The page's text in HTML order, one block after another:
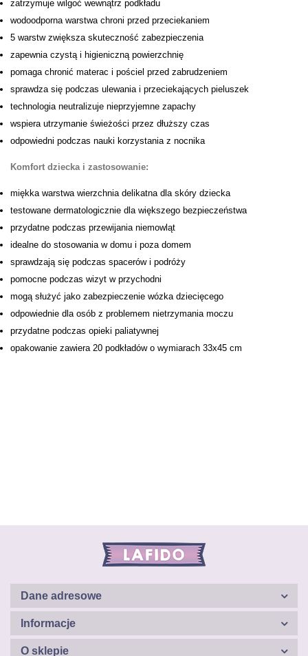
zatrzymuje wilgoć wewnątrz podkładu
wodoodporna warstwa chroni przed przeciekaniem
5 warstw zwiększa skuteczność zabezpieczenia
zapewnia czystą i higieniczną powierzchnię
pomaga chronić materac i pościel przed zabrudzeniem
sprawdza się podczas ulewania i przeciekających pieluszek
technologia neutralizuje nieprzyjemne zapachy
wspiera utrzymanie świeżości przez dłuższy czas
odpowiedni podczas nauki korzystania z nocnika
Komfort dziecka i zastosowanie:
miękka warstwa wierzchnia delikatna dla skóry dziecka
testowane dermatologicznie dla większego bezpieczeństwa
przydatne podczas przewijania niemowląt
idealne do stosowania w domu i poza domem
sprawdzają się podczas spacerów i podróży
pomocne podczas wizyt w przychodni
mogą służyć jako zabezpieczenie wózka dziecięcego
odpowiednie dla osób z problemem nietrzymania moczu
przydatne podczas opieki paliatywnej
opakowanie zawiera 20 podkładów o wymiarach 33x45 cm
Dane adresowe
Informacje
O sklepie